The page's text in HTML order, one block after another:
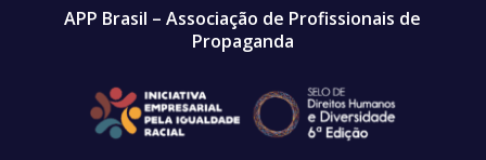
APP Brasil – Associação de Profissionais de
Propaganda